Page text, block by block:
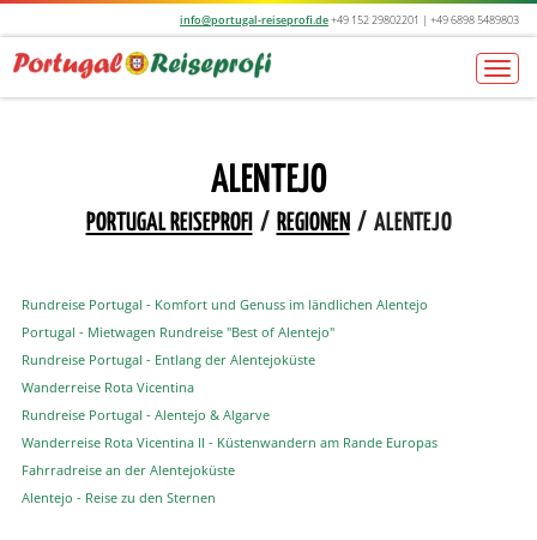
info@portugal-reiseprofi.de+49 152 29802201 | +49 6898 5489803
ALENTEJO
PORTUGAL REISEPROFI / REGIONEN/ ALENTEJO
Rundreise Portugal - Komfort und Genuss im ländlichen Alentejo
Portugal - Mietwagen Rundreise "Best of Alentejo"
Rundreise Portugal - Entlang der Alentejoküste
Wanderreise Rota Vicentina
Rundreise Portugal - Alentejo & Algarve
Wanderreise Rota Vicentina II - Küstenwandern am Rande Europas
Fahrradreise an der Alentejoküste
Alentejo - Reise zu den Sternen